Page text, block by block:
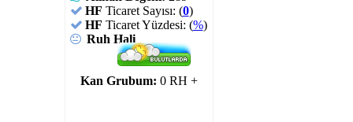
HF Ticaret Sayısı: (0)
HF Ticaret Yüzdesi: (%)
Ruh Hali
Kan Grubum: 0 RH +